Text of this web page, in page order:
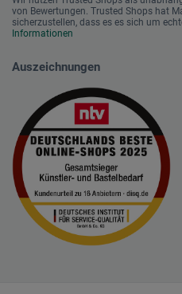
von Bewertungen. Trusted Shops hat
sicherzustellen, dass es es sich um
Informationen
Auszeichnungen